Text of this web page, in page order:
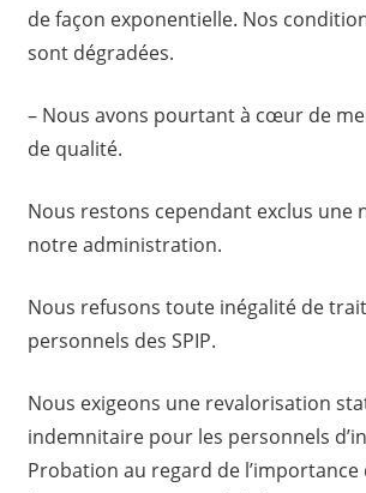
de façon exponentielle. Nos
sont dégradées.
– Nous avons pourtant à cœur de
de qualité.
Nous restons cependant exclus une
notre administration.
Nous refusons toute inégalité de
personnels des SPIP.
Nous exigeons une revalorisation
indemnitaire pour les personnels
Probation au regard de l’importance